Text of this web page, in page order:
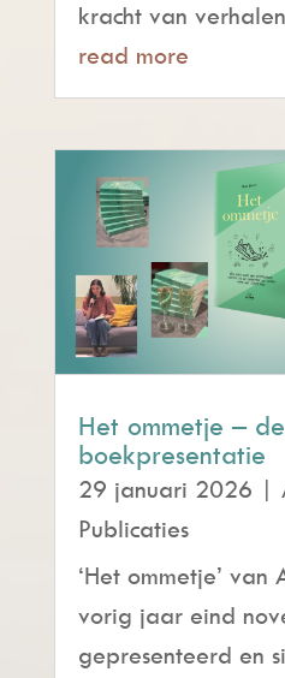
kracht van
read more
Het ommetje – de
boekpresentatie
29 januari 2026 |
Publicaties
‘Het ommetje’
vorig jaar eind
gepresenteerd en